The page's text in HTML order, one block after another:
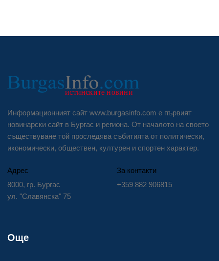
Информационният сайт www.burgasinfo.com е първият
новинарски сайт в Бургас и региона. От началото на своето
съществуване той проследява събитията от политически,
икономически, обществен, културен и спортен характер.
Адрес
8000, гр. Бургас
ул. "Славянска" 75
За контакти
+359 882 906815
Още